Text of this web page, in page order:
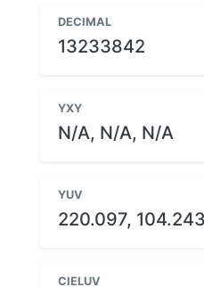
DECIMAL
13233842
YXY
N/A, N/A, N/A
YUV
220.097,
CIELUV